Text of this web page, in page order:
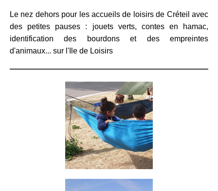
Le nez dehors pour les accueils de loisirs de Créteil avec
des petites pauses : jouets verts, contes en hamac,
identification des bourdons et des empreintes
d'animaux... sur l'Ile de Loisirs